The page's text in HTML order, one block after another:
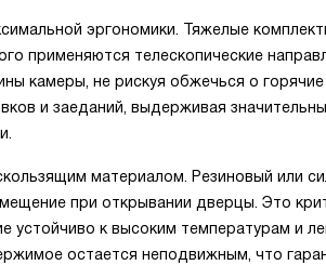
эргономики. Тяжелые
применяются телескопические
камеры, не рискуя обжечься о горячие
и заеданий, выдерживая
материалом. Резиновый или
при открывании дверцы. Это
устойчиво к высоким температурам и
остается неподвижным, что